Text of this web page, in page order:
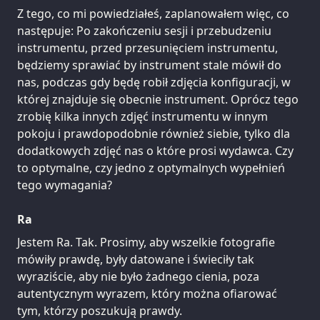
Z tego, co mi powiedziałeś, zaplanowałem więc, co
następuje: Po zakończeniu sesji i przebudzeniu
instrumentu, przed przesunięciem instrumentu,
będziemy sprawiać by instrument stale mówił do
nas, podczas gdy będę robił zdjęcia konfiguracji, w
której znajduje się obecnie instrument. Oprócz tego
zrobię kilka innych zdjęć instrumentu w innym
pokoju i prawdopodobnie również siebie, tylko dla
dodatkowych zdjęć nas o które prosi wydawca. Czy
to optymalne, czy jedno z optymalnych wypełnień
tego wymagania?
Ra
Jestem Ra. Tak. Prosimy, aby wszelkie fotografie
mówiły prawdę, były datowane i świeciły tak
wyraziście, aby nie było żadnego cienia, poza
autentycznym wyrazem, który można ofiarować
tym, którzy poszukują prawdy.